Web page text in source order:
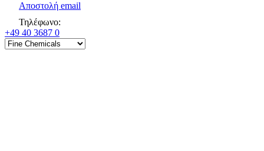
Αποστολή email
Τηλέφωνο:
+49 40 3687 0